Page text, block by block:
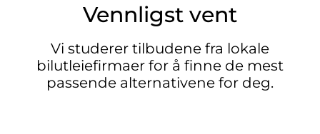
Vennligst vent
Vi studerer tilbudene fra lokale
bilutleiefirmaer for å finne de mest
passende alternativene for deg.